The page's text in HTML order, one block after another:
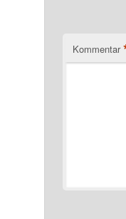
Kommentar